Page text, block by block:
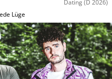
Dating(D 2026)
Lüge